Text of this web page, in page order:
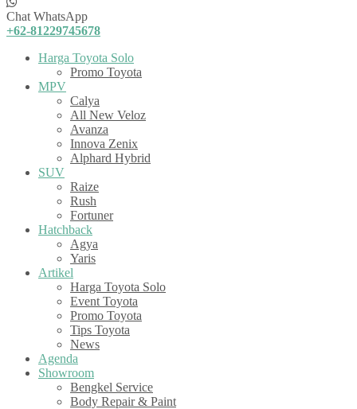
Chat WhatsApp
+62-81229745678
Harga Toyota Solo
Promo Toyota
MPV
Calya
All New Veloz
Avanza
Innova Zenix
Alphard Hybrid
SUV
Raize
Rush
Fortuner
Hatchback
Agya
Yaris
Artikel
Harga Toyota Solo
Event Toyota
Promo Toyota
Tips Toyota
News
Agenda
Showroom
Bengkel Service
Body Repair & Paint